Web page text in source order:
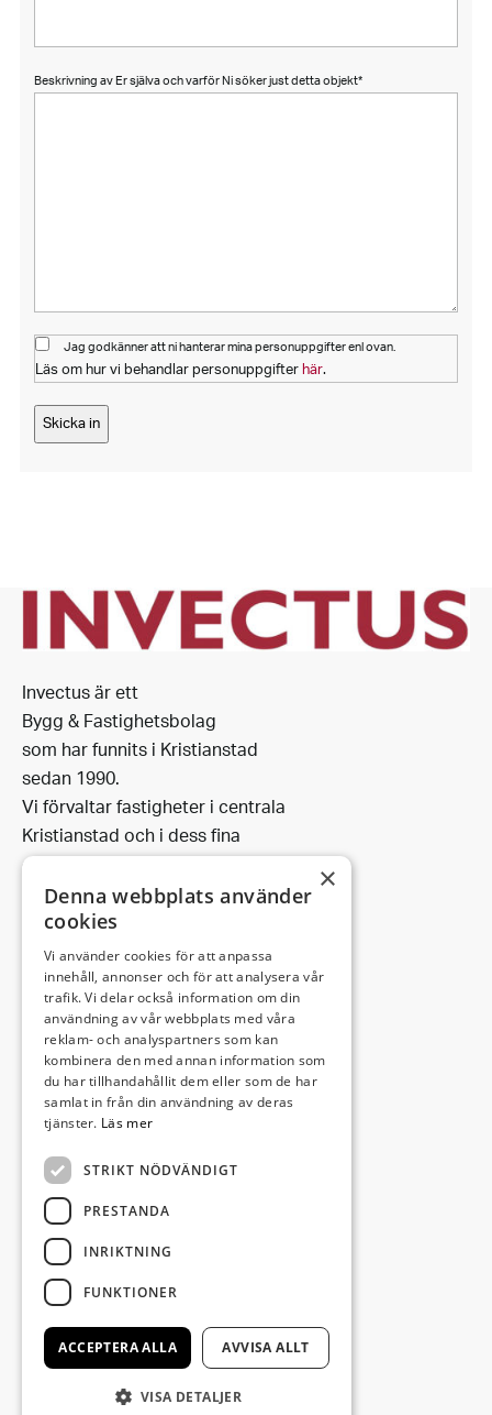
Beskrivning av Er själva och varför Ni söker just detta objekt*
Jag godkänner att ni hanterar mina personuppgifter enl ovan.
Läs om hur vi behandlar personuppgifterhär.
Skicka in
Invectus är ett
Bygg & Fastighetsbolag
som har funnits i Kristianstad
sedan 1990.
Vi förvaltar fastigheter i centrala
Kristianstad och i dess fina
omgivning.
Leveransadress:
Björkhemsvägen 9
291 54 Kristianstad
Besöksadress:
Västra Boulevarden 41
(enligt överenskommelse)
info@invectus.net
Postadress:
Invectus Bygg & Förvaltning AB
Box 116
291 22 Kristianstad
×
Denna webbplats använder
cookies
Vi använder cookies för att anpassa
innehåll, annonser och för att analysera vår
trafik. Vi delar också information om din
användning av vår webbplats med våra
reklam- och analyspartners som kan
kombinera den med annan information som
du har tillhandahållit dem eller som de har
samlat in från din användning av deras
tjänster. Läs mer
STRIKT NÖDVÄNDIGT
PRESTANDA
INRIKTNING
FUNKTIONER
ACCEPTERA ALLA AVVISA ALLT
VISA DETALJER